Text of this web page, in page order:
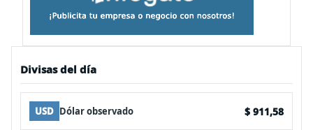
Divisas del día
USD Dólar observado $ 911,58